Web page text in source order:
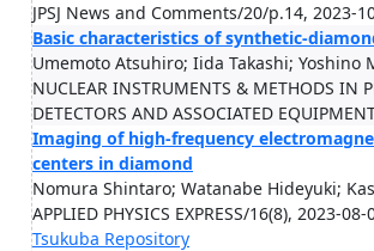
JPSJ News and Comments/20/p.14, 2023-
Basic characteristics of synthetic-
Umemoto Atsuhiro; Iida Takashi; Yoshino
NUCLEAR INSTRUMENTS & METHODS IN
DETECTORS AND ASSOCIATED
Imaging of high-frequency
centers in diamond
Nomura Shintaro; Watanabe Hideyuki;
APPLIED PHYSICS EXPRESS/16(8), 2023-08-
Tsukuba Repository